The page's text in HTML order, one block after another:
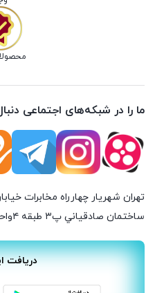
ما را در شبکه‌های اجتماعی
تهران شهريار چهارراه مخابرات
ساختمان صادقياني پ٣ طبقه ٤واحد ۱۹
دریافت